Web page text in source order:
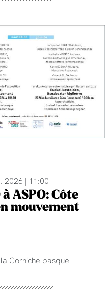
2026 | 11:00
ASPO: Côte
mouvement
Corniche basque